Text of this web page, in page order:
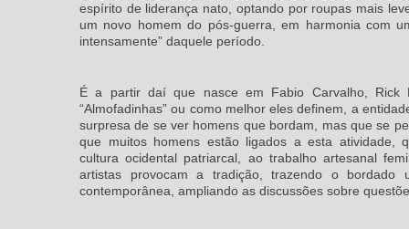
espírito de liderança nato, optando por roupas mais
um novo homem do pós‐guerra, em harmonia com
intensamente” daquele período.
É a partir daí que nasce em Fabio Carvalho, Rick
“Almofadinhas” ou como melhor eles definem, a
surpresa de se ver homens que bordam, mas que se
que muitos homens estão ligados a esta atividade,
cultura ocidental patriarcal, ao trabalho artesanal
artistas provocam a tradição, trazendo o
contemporânea, ampliando as discussões sobre